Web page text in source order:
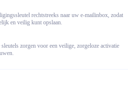
rechtstreeks naar uw e-mailinbox, zodat
en veilig kunt opslaan.
zorgen voor een veilige, zorgeloze activatie